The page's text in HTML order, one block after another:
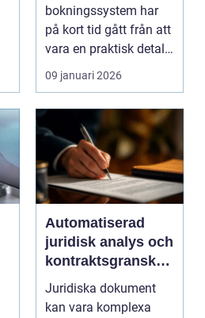
bokningssystem har
på kort tid gått från att
vara en praktisk detalj
till...
09 januari 2026
Automatiserad
juridisk analys och
kontraktsgranskni
ng
Juridiska dokument
kan vara komplexa